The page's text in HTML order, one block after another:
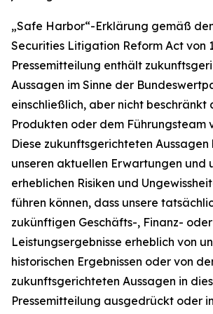
„Safe Harbor“-Erklärung gemäß
Securities Litigation Reform Act von
Pressemitteilung enthält
Aussagen im Sinne der
einschließlich, aber nicht beschränkt
Produkten oder dem Führungsteam
Diese zukunftsgerichteten
unseren aktuellen Erwartungen und
erheblichen Risiken und
führen können, dass unsere
zukünftigen Geschäfts-, Finanz- oder
Leistungsergebnisse erheblich von
historischen Ergebnissen oder von
zukunftsgerichteten Aussagen in
Pressemitteilung ausgedrückt oder